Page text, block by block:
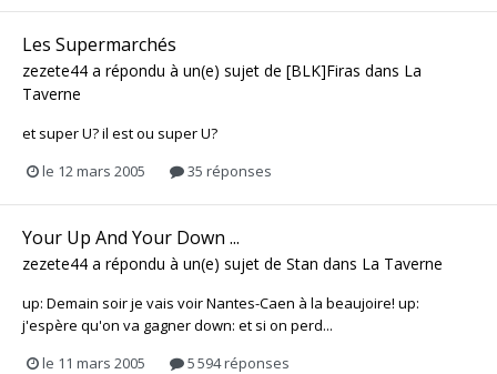
Les Supermarchés
zezete44 a répondu à un(e) sujet de [BLK]Firas dans La
Taverne
et super U? il est ou super U?
le 12 mars 2005
35 réponses
Your Up And Your Down ...
zezete44 a répondu à un(e) sujet de Stan dans La Taverne
up: Demain soir je vais voir Nantes-Caen à la beaujoire! up:
j'espère qu'on va gagner down: et si on perd...
le 11 mars 2005
5 594 réponses